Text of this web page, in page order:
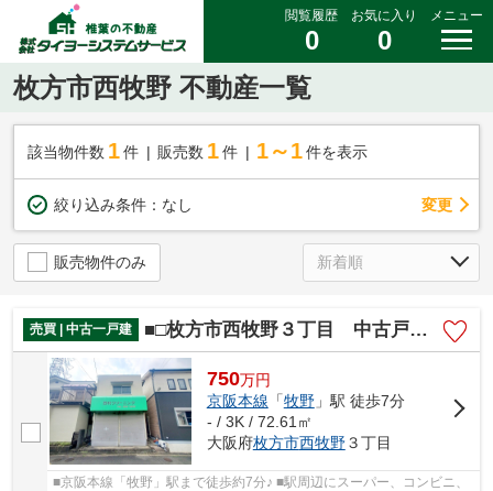
閲覧履歴
0
お気に入り
0
メニュー
枚方市西牧野 不動産一覧
該当物件数 1件 販売数 1 件 1～1 件を表示
絞り込み条件： なし 変更
販売物件のみ
売買 | 中古一戸建 ■□枚方市西牧野３丁目 中古戸建□■
750万円
京阪本線 「牧野」駅 徒歩7分
- / 3K / 72.61㎡
大阪府枚方市西牧野３丁目
■京阪本線「牧野」駅まで徒歩約7分♪ ■駅周辺にスーパー、コンビニ、